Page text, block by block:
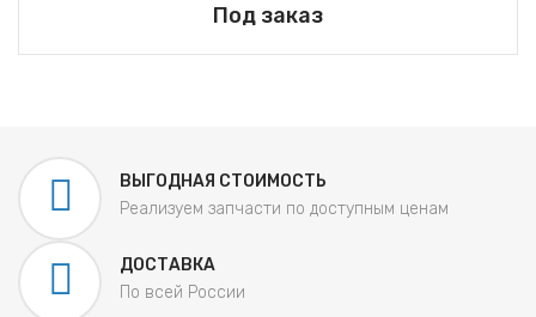
Под заказ
ВЫГОДНАЯ СТОИМОСТЬ
Реализуем запчасти по доступным ценам
ДОСТАВКА
По всей России